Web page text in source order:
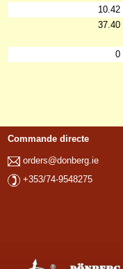
10.42
37.40
0
Commande directe
orders@donberg.ie
+353/74-9548275